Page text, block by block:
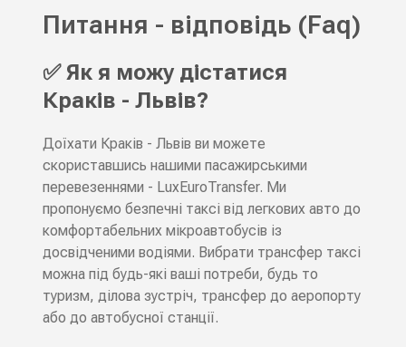
Питання - відповідь (Faq)
✅ Як я можу дістатися
Краків - Львів?
Доїхати Краків - Львів ви можете
скориставшись нашими пасажирськими
перевезеннями - LuxEuroTransfer. Ми
пропонуємо безпечні таксі від легкових авто до
комфортабельних мікроавтобусів із
досвідченими водіями. Вибрати трансфер таксі
можна під будь-які ваші потреби, будь то
туризм, ділова зустріч, трансфер до аеропорту
або до автобусної станції.